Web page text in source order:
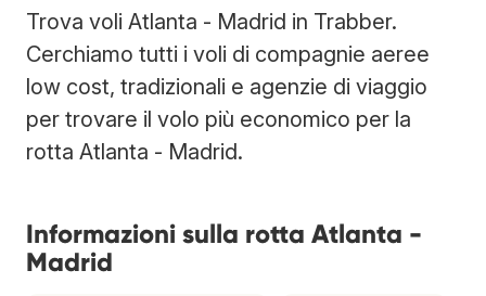
Trova voli Atlanta - Madrid in Trabber.
Cerchiamo tutti i voli di compagnie aeree
low cost, tradizionali e agenzie di viaggio
per trovare il volo più economico per la
rotta Atlanta - Madrid.
Informazioni sulla rotta Atlanta -
Madrid